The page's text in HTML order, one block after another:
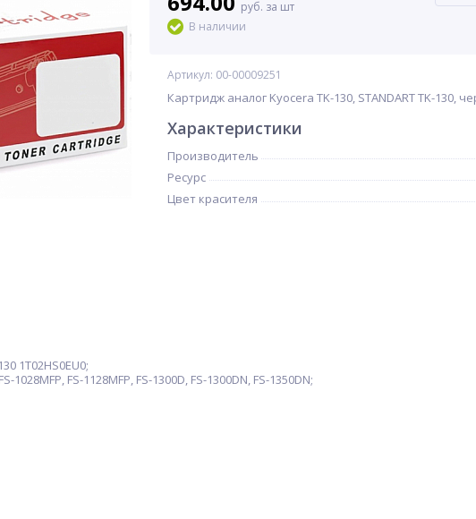
руб. за шт
В наличии
Артикул: 00-00009251
Картридж аналог Kyocera TK-130, STANDART TK-130,
Характеристики
Производитель
Ресурс
Цвет красителя
1T02HS0EU0;
FS-1128MFP, FS-1300D, FS-1300DN, FS-1350DN;